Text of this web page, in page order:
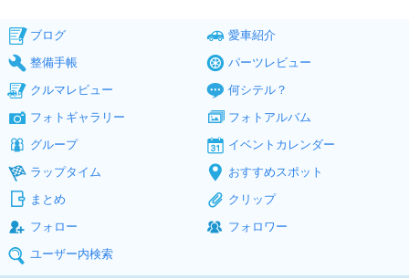
ブログ
愛車紹介
整備手帳
パーツレビュー
クルマレビュー
何シテル？
フォトギャラリー
フォトアルバム
グループ
イベントカレンダー
ラップタイム
おすすめスポット
まとめ
クリップ
フォロー
フォロワー
ユーザー内検索